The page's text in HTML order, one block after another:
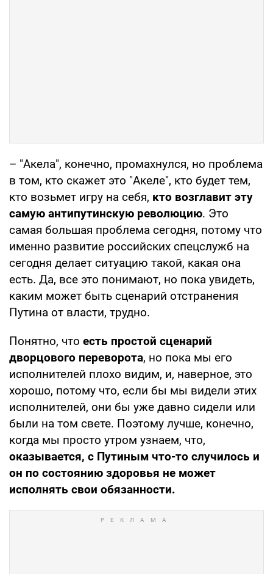
– "Акела", конечно, промахнулся, но проблема
в том, кто скажет это "Акеле", кто будет тем,
кто возьмет игру на себя, кто возглавит эту
самую антипутинскую революцию. Это
самая большая проблема сегодня, потому что
именно развитие российских спецслужб на
сегодня делает ситуацию такой, какая она
есть. Да, все это понимают, но пока увидеть,
каким может быть сценарий отстранения
Путина от власти, трудно.
Понятно, что есть простой сценарий
дворцового переворота, но пока мы его
исполнителей плохо видим, и, наверное, это
хорошо, потому что, если бы мы видели этих
исполнителей, они бы уже давно сидели или
были на том свете. Поэтому лучше, конечно,
когда мы просто утром узнаем, что,
оказывается, с Путиным что-то случилось и
он по состоянию здоровья не может
исполнять свои обязанности.